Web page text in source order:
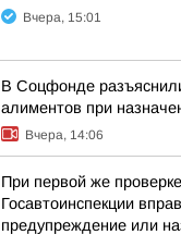
Вчера, 15:01
В Соцфонде
алиментов при
Вчера, 14:06
При первой же
Госавтоинспекции
предупреждение или